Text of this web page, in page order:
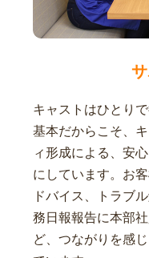
キャストはひとり
基本だからこそ、
ィ形成による、安
にしています。お
ドバイス、トラブ
務日報報告に本部
ど、つながりを感